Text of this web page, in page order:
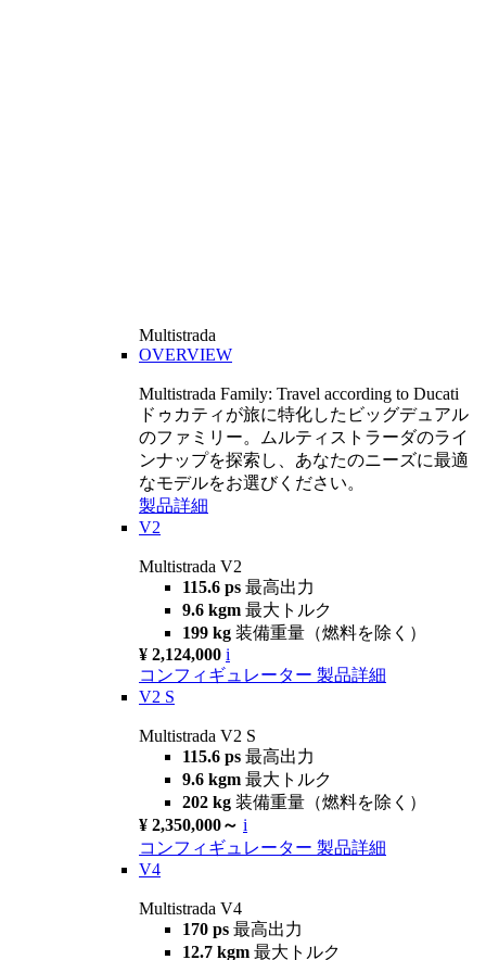
Multistrada
OVERVIEW
Multistrada Family: Travel according to Ducati
ドゥカティが旅に特化したビッグデュアル
のファミリー。ムルティストラーダのライ
ンナップを探索し、あなたのニーズに最適
なモデルをお選びください。
製品詳細
V2
Multistrada V2
115.6 ps 最高出力
9.6 kgm 最大トルク
199 kg 装備重量（燃料を除く）
¥ 2,124,000 i
コンフィギュレーター 製品詳細
V2 S
Multistrada V2 S
115.6 ps 最高出力
9.6 kgm 最大トルク
202 kg 装備重量（燃料を除く）
¥ 2,350,000～ i
コンフィギュレーター 製品詳細
V4
Multistrada V4
170 ps 最高出力
12.7 kgm 最大トルク